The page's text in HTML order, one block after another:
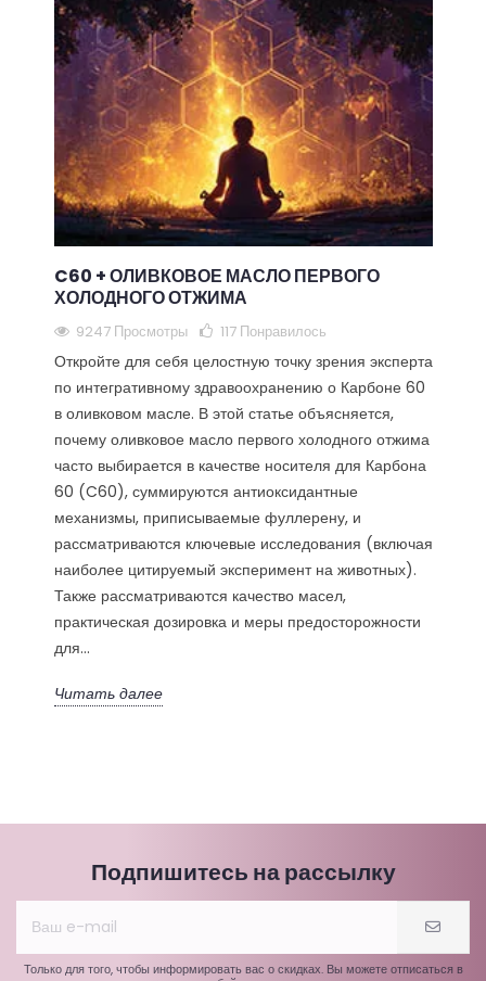
C60 + ОЛИВКОВОЕ МАСЛО ПЕРВОГО
ХОЛОДНОГО ОТЖИМА
9247 Просмотры 117 Понравилось
Откройте для себя целостную точку зрения эксперта
по интегративному здравоохранению о Карбоне 60
в оливковом масле. В этой статье объясняется,
почему оливковое масло первого холодного отжима
часто выбирается в качестве носителя для Карбона
60 (C60), суммируются антиоксидантные
механизмы, приписываемые фуллерену, и
рассматриваются ключевые исследования (включая
наиболее цитируемый эксперимент на животных).
Также рассматриваются качество масел,
практическая дозировка и меры предосторожности
для...
Читать далее
Подпишитесь на рассылку
Только для того, чтобы информировать вас о скидках. Вы можете отписаться в